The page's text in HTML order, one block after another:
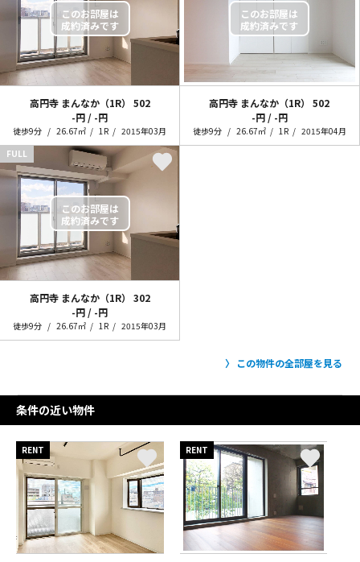
高円寺 まんなか（1R）
502
-円 / -円
徒歩9分 26.67㎡ 1R 2015年03月
高円寺 まんなか（1R）
502
-円 / -円
徒歩9分 26.67㎡ 1R
2015年04月
FULL
高円寺 まんなか（1R）
302
-円 / -円
徒歩9分 26.67㎡ 1R 2015年03月
この物件の全部屋を見る
条件の近い物件
RENT RENT